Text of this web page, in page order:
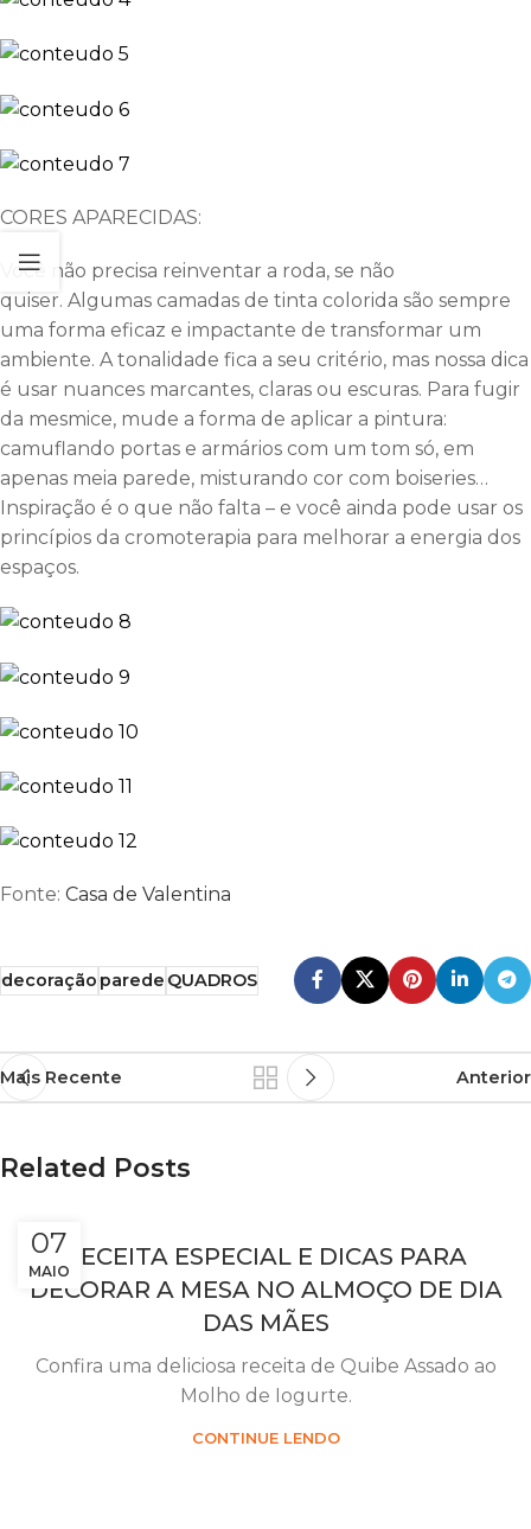
CORES APARECIDAS:
Você não precisa reinventar a roda, se não
quiser. Algumas camadas de tinta colorida são sempre
uma forma eficaz e impactante de transformar um
ambiente. A tonalidade fica a seu critério, mas nossa dica
é usar nuances marcantes, claras ou escuras. Para fugir
da mesmice, mude a forma de aplicar a pintura:
camuflando portas e armários com um tom só, em
apenas meia parede, misturando cor com boiseries…
Inspiração é o que não falta – e você ainda pode usar os
princípios da cromoterapia para melhorar a energia dos
espaços.
Fonte: Casa de Valentina
decoraçãoparedeQUADROS
Mais Recente Anterior
Related Posts
07
MAIO
RECEITA ESPECIAL E DICAS PARA
DECORAR A MESA NO ALMOÇO DE DIA
DAS MÃES
Confira uma deliciosa receita de Quibe Assado ao
Molho de Iogurte.
CONTINUE LENDO